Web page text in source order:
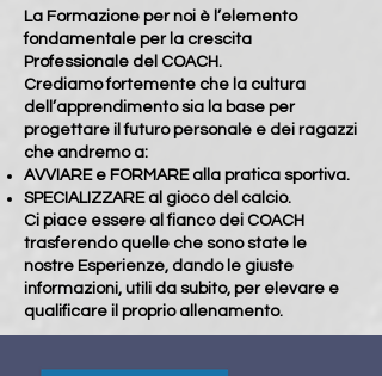
La Formazione per noi è l’elemento
fondamentale per la crescita
Professionale del COACH.
Crediamo fortemente che la cultura
dell’apprendimento sia la base per
progettare il futuro personale e dei ragazzi
che andremo a:
AVVIARE e FORMARE alla pratica sportiva.
SPECIALIZZARE al gioco del calcio.
Ci piace essere al fianco dei COACH
trasferendo quelle che sono state le
nostre Esperienze, dando le giuste
informazioni, utili da subito, per elevare e
qualificare il proprio allenamento.